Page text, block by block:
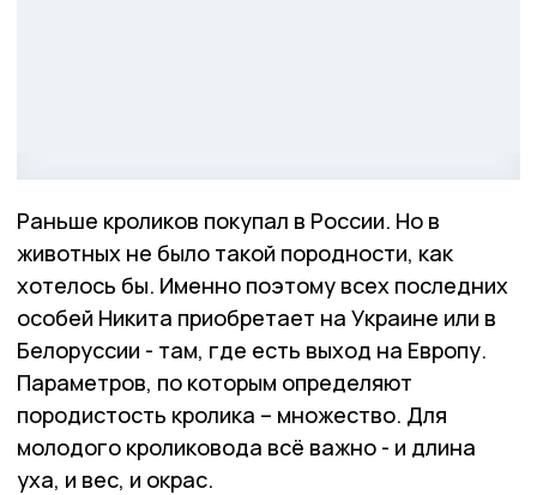
Раньше кроликов покупал в России. Но в
животных не было такой породности, как
хотелось бы. Именно поэтому всех последних
особей Никита приобретает на Украине или в
Белоруссии - там, где есть выход на Европу.
Параметров, по которым определяют
породистость кролика – множество. Для
молодого кроликовода всё важно - и длина
уха, и вес, и окрас.